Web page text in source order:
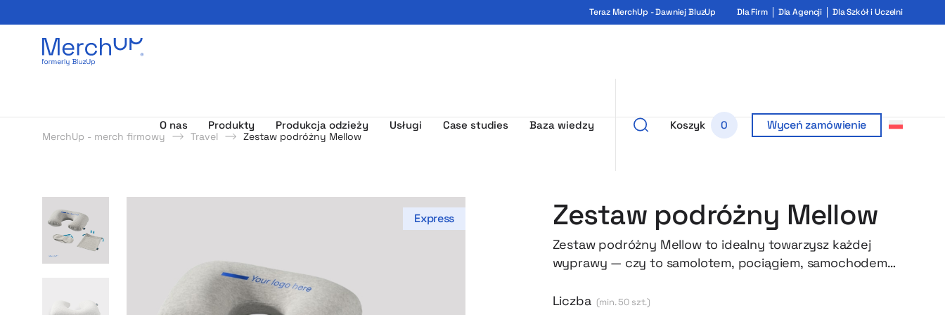
Teraz MerchUp - Dawniej BluzUp Dla Firm Dla Agencji Dla Szkół i Uczelni
Odzież reklamowa z nadrukiem i gadżety firmowe z logo - MerchUp
O nas Produkty Produkcja odzieży Usługi Case studies Baza wiedzy Koszyk 0 Wyceń zamówienie
MerchUp - merch firmowy Travel Zestaw podróżny Mellow
Express Zestaw podróżny Mellow
Zestaw podróżny Mellow to idealny towarzysz każdej
wyprawy — czy to samolotem, pociągiem, samochodem
nadmuchiwaną poduszkę pod kark, delikatną maskę na
Liczba (min. 50 szt.)